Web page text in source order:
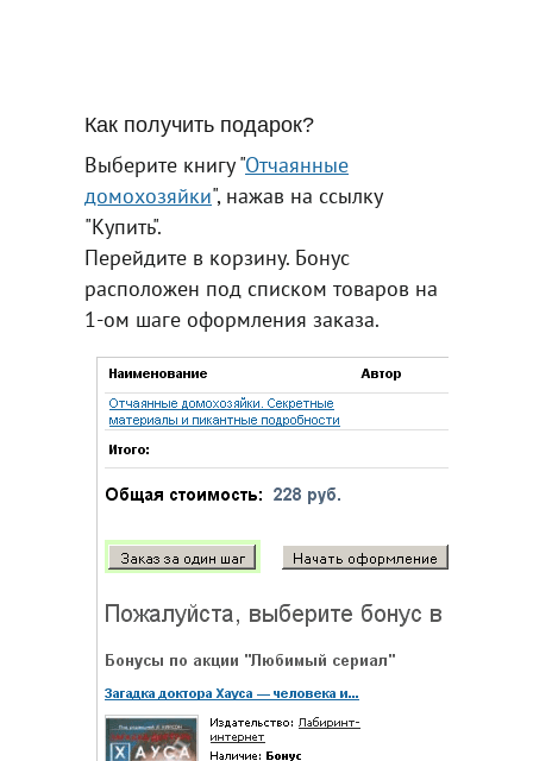
Как получить подарок?
Выберите книгу "Отчаянные
домохозяйки", нажав на ссылку
"Купить".
Перейдите в корзину. Бонус
расположен под списком товаров на
1-ом шаге оформления заказа.